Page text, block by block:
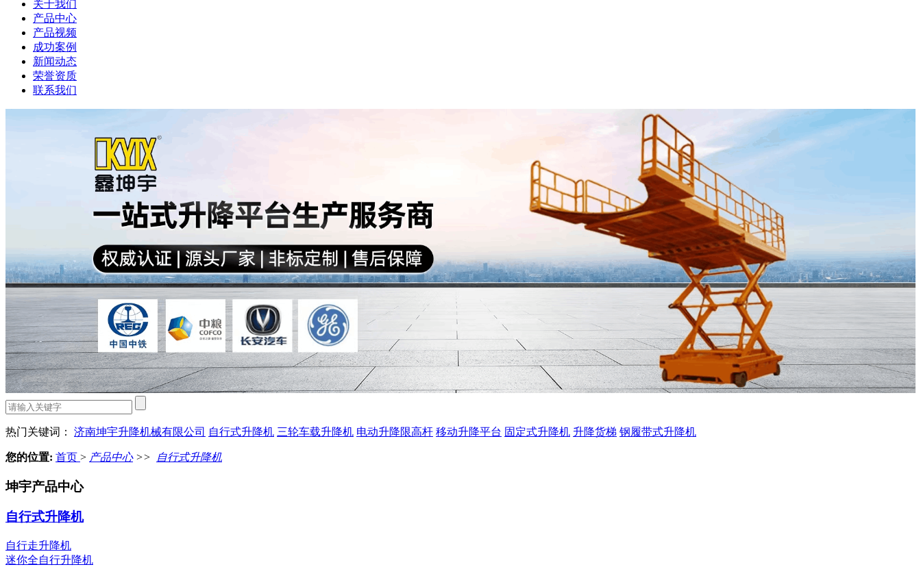
关于我们
产品中心
产品视频
成功案例
新闻动态
荣誉资质
联系我们
热门关键词： 济南坤宇升降机械有限公司 自行式升降机 三轮车载升降机 电动升降限高杆 移动升降平台 固定式升降机 升降货梯 钢履带式升降机
您的位置: 首页 > 产品中心>> 自行式升降机
坤宇产品中心
自行式升降机
自行走升降机
迷你全自行升降机